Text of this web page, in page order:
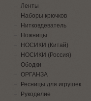
Ленты
Наборы крючков
Нитковдеватель
Ножницы
НОСИКИ (Китай)
НОСИКИ (Россия)
Ободки
ОРГАНЗА
Ресницы для игрушек
Рукоделие